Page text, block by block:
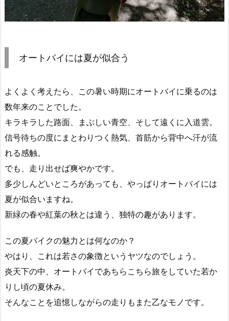
オートバイには夏が似合う
よくよく考えたら、この暑い時期にオートバイに乗るのは
数年来のことでした。
キラキラした路面、まぶしい青空、そして遠くに入道雲。
信号待ちの度にまとわりつく熱気、首筋から背中へ汗が流
れる感触。
でも、走り出せば爽やかです。
多少しんどいところがあっても、やっぱりオートバイには
夏が似合いますね。
新緑の春や紅葉の秋とは違う、独特の趣があります。
この夏バイクの魅力とは何なのか？
やはり、これは若さの象徴というヤツなのでしょう。
炎天下の中、オートバイであちらこちら旅をしていた若か
りし頃の夏休み。
そんなことを追憶しながらの走りもまた乙なモノです。